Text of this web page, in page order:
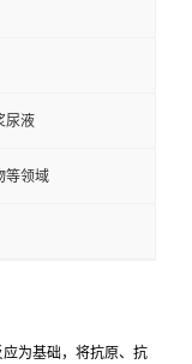
尿液
等领域
为基础，将抗原、抗